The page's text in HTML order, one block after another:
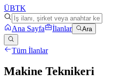
ÜBTK
Ana Sayfa İlanlar Ara
Tüm İlanlar
Makine Teknikeri